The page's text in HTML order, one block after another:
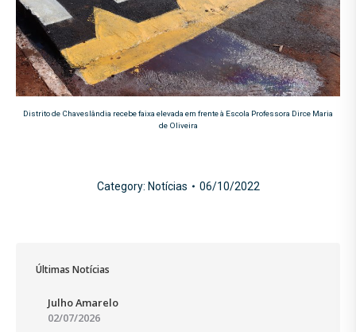
Distrito de Chaveslândia recebe faixa elevada em frente à Escola Professora Dirce Maria
de Oliveira
Category: Notícias 06/10/2022
Últimas Notícias
Julho Amarelo
02/07/2026